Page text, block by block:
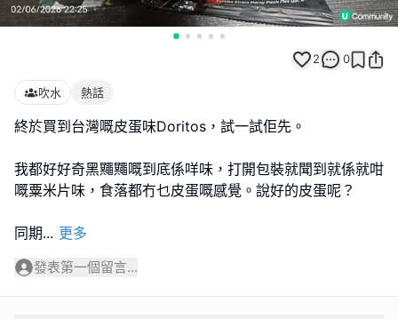
2 0
吹水 熱話
終於買到台灣嘅皮蛋味Doritos，試一試佢先。
我都好好奇黑鼆鼆嘅到底係咩味，打開包裝就聞到就係就咁
嘅粟米片味，食落都冇乜皮蛋嘅感覺。說好的皮蛋呢？
同期... 更多
發表第一個留言...